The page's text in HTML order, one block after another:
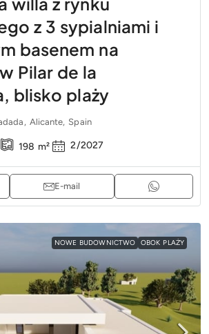
z 3 sypialniami i
basenem na
Pilar de la
blisko plaży
Alicante, Spain
198 m² 2/2027
E-mail
NOWE BUDOWNICTWO OBOK PLAŻY